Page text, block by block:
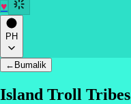
♥
PH
← Bumalik
Island Troll Tribes